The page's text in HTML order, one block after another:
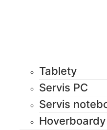
Tablety
Servis PC
Servis